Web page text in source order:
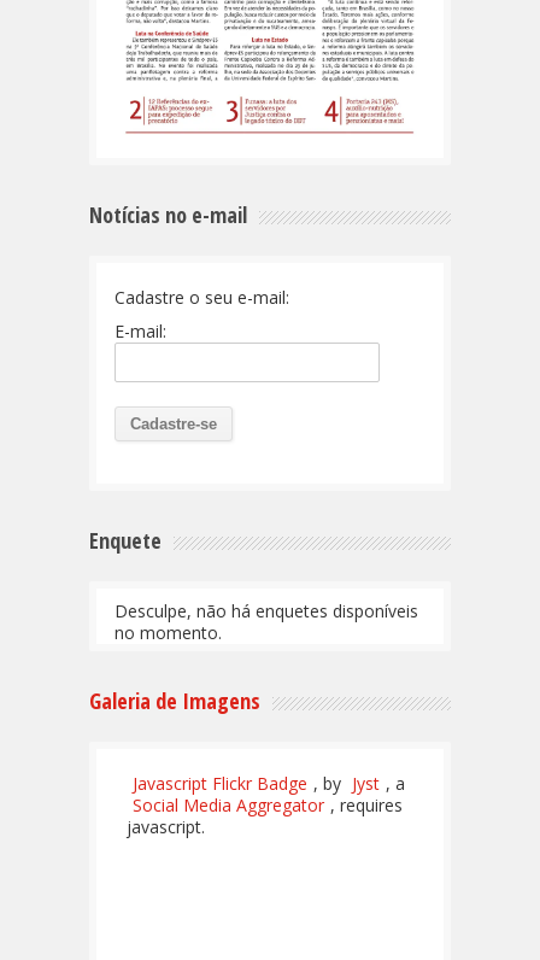
Notícias no e-mail
Cadastre o seu e-mail:
E-mail:
Enquete
Desculpe, não há enquetes disponíveis
no momento.
Galeria de Imagens
Javascript Flickr Badge , by Jyst , a
Social Media Aggregator , requires
javascript.